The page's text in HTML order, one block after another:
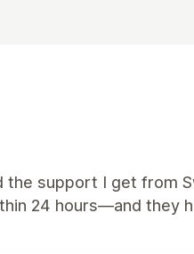
the support I get from
24 hours—and they